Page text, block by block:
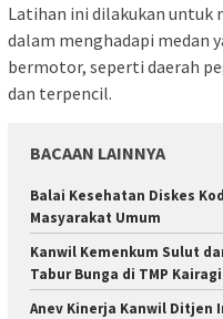
Latihan ini dilakukan untuk
dalam menghadapi medan
bermotor, seperti daerah
dan terpencil.
BACAAN LAINNYA
Balai Kesehatan Diskes
Masyarakat Umum
‎Kanwil Kemenkum Sulut
Tabur Bunga di TMP Kairagi
Anev Kinerja Kanwil Ditjen